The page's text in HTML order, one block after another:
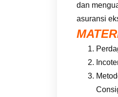
dan
asuransi